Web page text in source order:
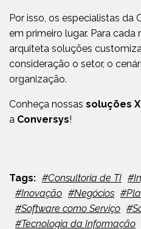
Por isso, os especialistas
em primeiro lugar. Para
arquiteta soluções
consideração o setor, o
organização.
Conheça nossas soluções
a Conversys!
#Consultoria de TI
#Inovação #Negócios
#Software como Serviço
#Tecnologia da Informação